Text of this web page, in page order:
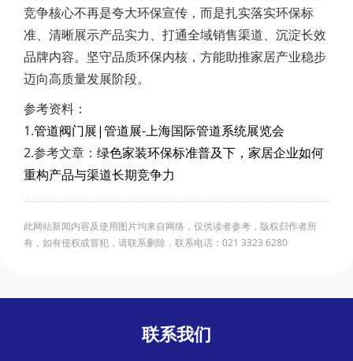
竞争核心不再是夸大环保宣传，而是扎实落实环保标
准、清晰展示产品实力、打通全域销售渠道、沉淀长效
品牌内容。坚守品质环保内核，方能助推家居产业稳步
迈向高质量发展阶段。
参考资料：
1.管道阀门展|管道展-上海国际管道系统展览会
2.参考文章： 绿色家装环保标准普及下，家居企业如何
重构产品与渠道长期竞争力
此网站新闻内容及使用图片均来自网络，仅供读者参考，版权归作者所
有，如有侵权或冒犯，请联系删除，联系电话：021 3323 6280
联系我们